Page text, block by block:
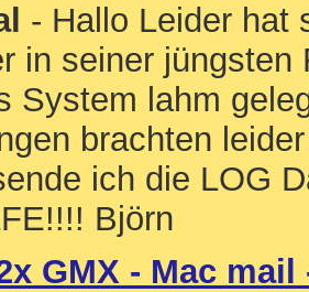
- Hallo Leider hat
in seiner jüngsten
System lahm
brachten
ich die LOG
Björn
GMX - Mac